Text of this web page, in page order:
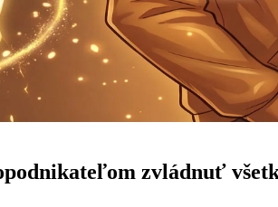
zvládnuť